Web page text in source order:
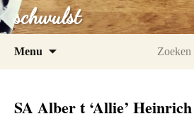
schwulst
Menu
SA Alber t ‘Allie’